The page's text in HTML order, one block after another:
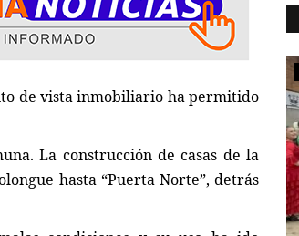
inmobiliario ha permitido
La construcción de casas de la
hasta “Puerta Norte”, detrás